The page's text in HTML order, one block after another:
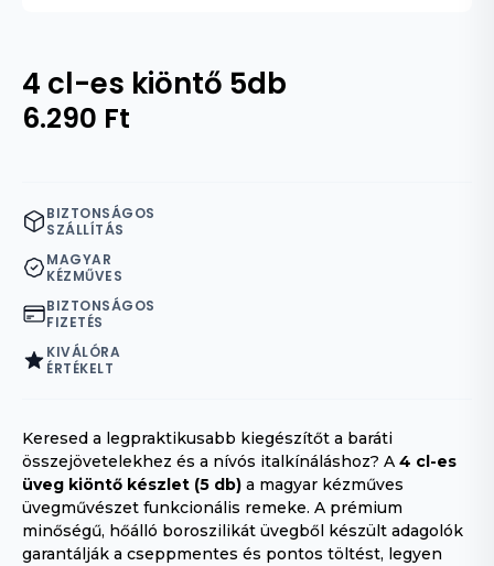
4 cl-es kiöntő 5db
6.290 Ft
BIZTONSÁGOS
SZÁLLÍTÁS
MAGYAR
KÉZMŰVES
BIZTONSÁGOS
FIZETÉS
KIVÁLÓRA
ÉRTÉKELT
Keresed a legpraktikusabb kiegészítőt a baráti
összejövetelekhez és a nívós italkínáláshoz? A 4 cl-es
üveg kiöntő készlet (5 db) a magyar kézműves
üvegművészet funkcionális remeke. A prémium
minőségű, hőálló boroszilikát üvegből készült adagolók
garantálják a cseppmentes és pontos töltést, legyen